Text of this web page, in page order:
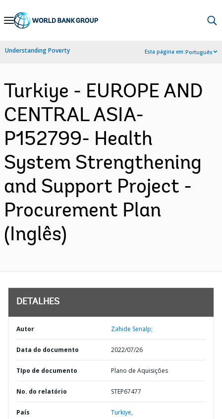
Skip
Navigation
Understanding Poverty Esta página em:Português
Turkiye - EUROPE AND
CENTRAL ASIA-
P152799- Health
System Strengthening
and Support Project -
Procurement Plan
(Inglês)
DETALHES
Autor Zahide Senalp;
Data do documento 2022/07/26
TIpo de documento Plano de Aquisições
No. do relatório STEP67477
País Turkiye,